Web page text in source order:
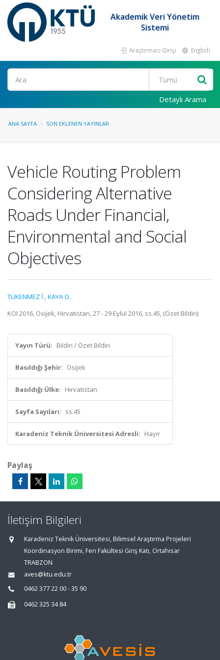
Akademik Veri Yönetim
Sistemi
Araştırmacı Girişi English
Ara
Detaylı Arama
ANA SAYFA SON EKLENEN YAYINLAR
Vehicle Routing Problem
Considering Alternative
Roads Under Financial,
Environmental and Social
Objectives
TÜKENMEZ İ.,KAYA O.
KOI 2016, Osijek, Hırvatistan, 27 - 29 Eylül 2016, ss.45, (Özet Bildiri)
Yayın Türü: Bildiri / Özet Bildiri
Basıldığı Şehir: Osijek
Basıldığı Ülke: Hırvatistan
Sayfa Sayıları: ss.45
Karadeniz Teknik Üniversitesi Adresli: Hayır
Paylaş
İletişim Bilgileri
Karadeniz Teknik Üniversitesi, Bilimsel Araştırma Projeleri
Koordinasyon Birimi, Fen Fakültesi Giriş Katı, Ortahisar
TRABZON
aves@ktu.edu.tr
0462 377 22 00 - 35 90
0462 325 34 84